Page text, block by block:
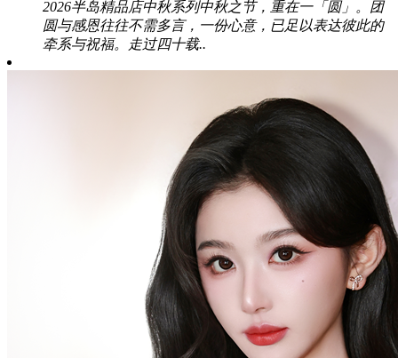
2026半岛精品店中秋系列中秋之节，重在一「圆」。团
圆与感恩往往不需多言，一份心意，已足以表达彼此的
牵系与祝福。走过四十载..